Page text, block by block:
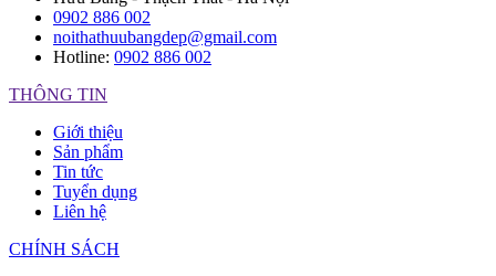
0902 886 002
noithathuubangdep@gmail.com
Hotline: 0902 886 002
THÔNG TIN
Giới thiệu
Sản phẩm
Tin tức
Tuyển dụng
Liên hệ
CHÍNH SÁCH